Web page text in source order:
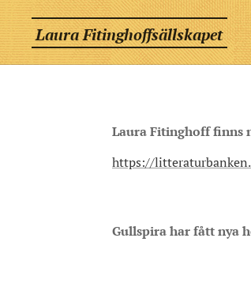
Laura Fitinghoffsällskapet
Laura Fitinghoff finns
https://
Gullspira har fått nya